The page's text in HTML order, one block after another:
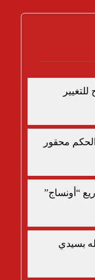
محقور
“أونساج”
بسيدي